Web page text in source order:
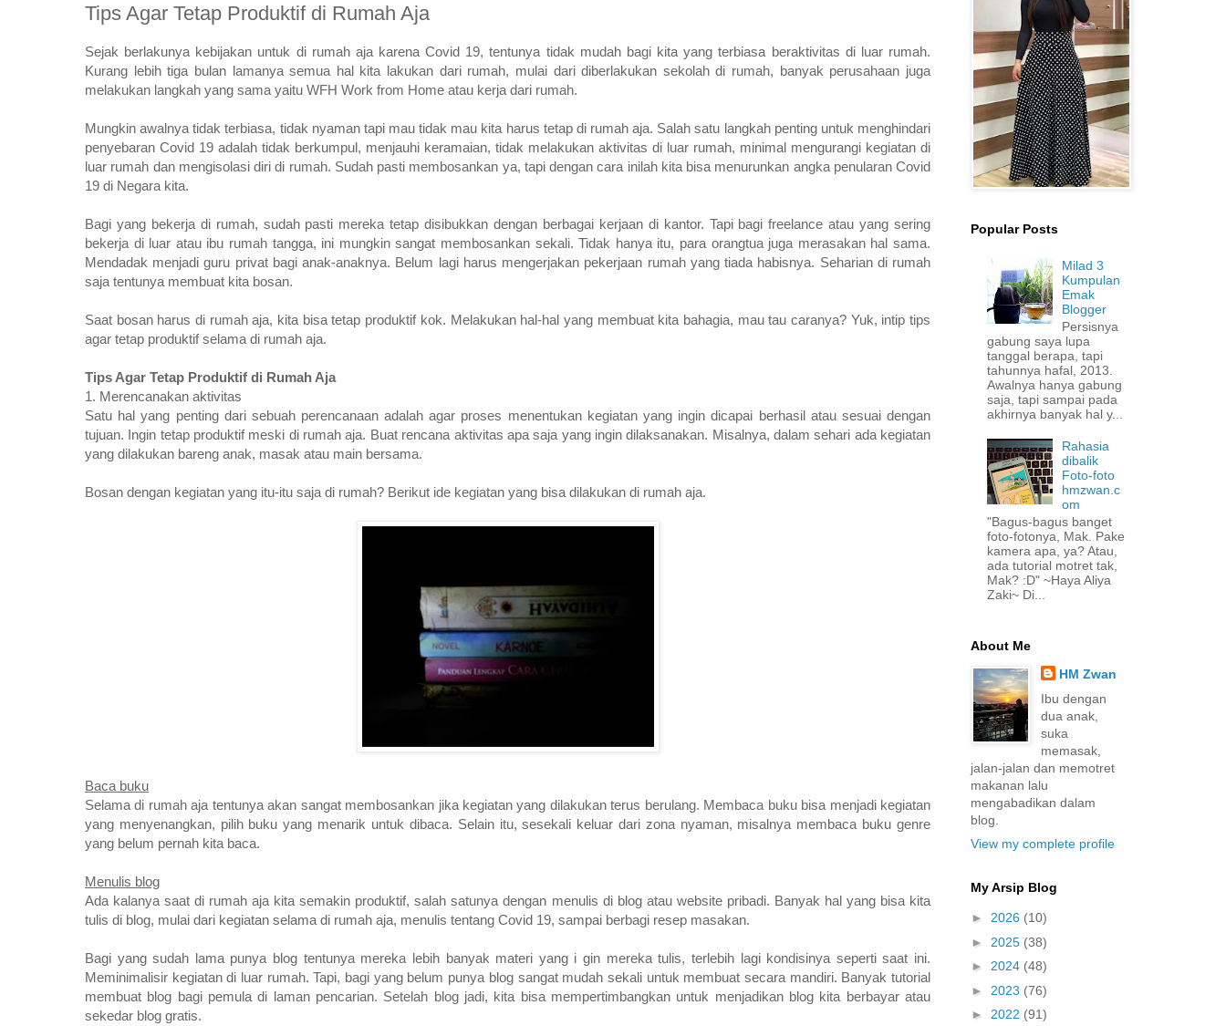
Tips Agar Tetap Produktif di Rumah Aja
Sejak berlakunya kebijakan untuk di rumah aja karena Covid 19, tentunya tidak mudah bagi kita yang terbiasa beraktivitas di luar rumah.
Kurang lebih tiga bulan lamanya semua hal kita lakukan dari rumah, mulai dari diberlakukan sekolah di rumah, banyak perusahaan juga
melakukan langkah yang sama yaitu WFH Work from Home atau kerja dari rumah.
Mungkin awalnya tidak terbiasa, tidak nyaman tapi mau tidak mau kita harus tetap di rumah aja. Salah satu langkah penting untuk menghindari
penyebaran Covid 19 adalah tidak berkumpul, menjauhi keramaian, tidak melakukan aktivitas di luar rumah, minimal mengurangi kegiatan di
luar rumah dan mengisolasi diri di rumah. Sudah pasti membosankan ya, tapi dengan cara inilah kita bisa menurunkan angka penularan Covid
19 di Negara kita.
Bagi yang bekerja di rumah, sudah pasti mereka tetap disibukkan dengan berbagai kerjaan di kantor. Tapi bagi freelance atau yang sering
bekerja di luar atau ibu rumah tangga, ini mungkin sangat membosankan sekali. Tidak hanya itu, para orangtua juga merasakan hal sama.
Mendadak menjadi guru privat bagi anak-anaknya. Belum lagi harus mengerjakan pekerjaan rumah yang tiada habisnya. Seharian di rumah
saja tentunya membuat kita bosan.
Saat bosan harus di rumah aja, kita bisa tetap produktif kok. Melakukan hal-hal yang membuat kita bahagia, mau tau caranya? Yuk, intip tips
agar tetap produktif selama di rumah aja.
Tips Agar Tetap Produktif di Rumah Aja
1. Merencanakan aktivitas
Satu hal yang penting dari sebuah perencanaan adalah agar proses menentukan kegiatan yang ingin dicapai berhasil atau sesuai dengan
tujuan. Ingin tetap produktif meski di rumah aja. Buat rencana aktivitas apa saja yang ingin dilaksanakan. Misalnya, dalam sehari ada kegiatan
yang dilakukan bareng anak, masak atau main bersama.
Bosan dengan kegiatan yang itu-itu saja di rumah? Berikut ide kegiatan yang bisa dilakukan di rumah aja.
Baca buku
Selama di rumah aja tentunya akan sangat membosankan jika kegiatan yang dilakukan terus berulang. Membaca buku bisa menjadi kegiatan
yang menyenangkan, pilih buku yang menarik untuk dibaca. Selain itu, sesekali keluar dari zona nyaman, misalnya membaca buku genre
yang belum pernah kita baca.
Menulis blog
Ada kalanya saat di rumah aja kita semakin produktif, salah satunya dengan menulis di blog atau website pribadi. Banyak hal yang bisa kita
tulis di blog, mulai dari kegiatan selama di rumah aja, menulis tentang Covid 19, sampai berbagi resep masakan.
Bagi yang sudah lama punya blog tentunya mereka lebih banyak materi yang i gin mereka tulis, terlebih lagi kondisinya seperti saat ini.
Meminimalisir kegiatan di luar rumah. Tapi, bagi yang belum punya blog sangat mudah sekali untuk membuat secara mandiri. Banyak tutorial
membuat blog bagi pemula di laman pencarian. Setelah blog jadi, kita bisa mempertimbangkan untuk menjadikan blog kita berbayar atau
sekedar blog gratis.
Popular Posts
Milad 3
Kumpulan
Emak
Blogger
Persisnya
gabung saya lupa
tanggal berapa, tapi
tahunnya hafal, 2013.
Awalnya hanya gabung
saja, tapi sampai pada
akhirnya banyak hal y...
Rahasia
dibalik
Foto-foto
hmzwan.c
om
"Bagus-bagus banget
foto-fotonya, Mak. Pake
kamera apa, ya? Atau,
ada tutorial motret tak,
Mak? :D" ~Haya Aliya
Zaki~ Di...
About Me
HM Zwan
Ibu dengan
dua anak,
suka
memasak,
jalan-jalan dan memotret
makanan lalu
mengabadikan dalam
blog.
View my complete profile
My Arsip Blog
► 2026 (10)
► 2025 (38)
► 2024 (48)
► 2023 (76)
► 2022 (91)